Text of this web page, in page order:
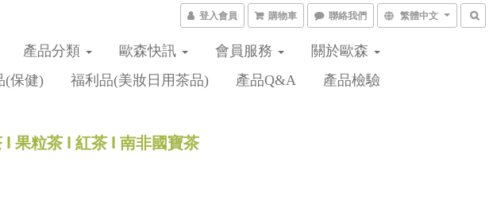
登入會員 購物車 聯絡我們 繁體中文
產品分類 歐森快訊 會員服務
關於歐森
(保健) 福利品(美妝日用茶品) 產品Q&A 產品檢驗
l 果粒茶 l 紅茶 l 南非國寶茶